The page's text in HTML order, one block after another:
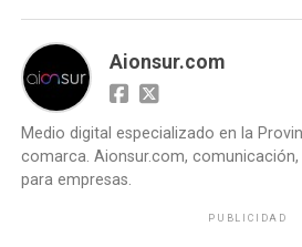
Aionsur.com
Medio digital especializado en la
comarca. Aionsur.com,
para empresas.
PUBLICIDAD